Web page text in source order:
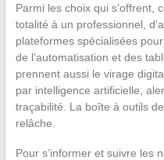
Parmi les choix qui s’offrent,
totalité à un professionnel,
plateformes spécialisées
de l’automatisation et des
prennent aussi le virage
par intelligence artificielle,
traçabilité. La boîte à outils
relâche.
Pour s’informer et suivre les